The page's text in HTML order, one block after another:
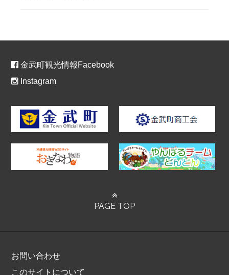
金武町観光情報Facebook
Instagram
PAGE TOP
お問い合わせ
このサイトについて